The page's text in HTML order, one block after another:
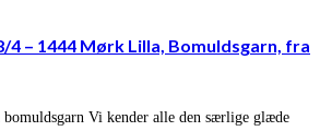
– 1444 Mørk Lilla, Bomuldsgarn, fra
Vi kender alle den særlige glæde